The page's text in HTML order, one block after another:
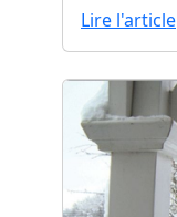
Lire l'article